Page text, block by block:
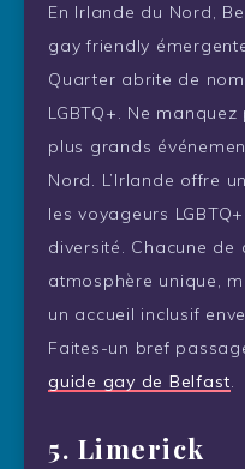
En Irlande du Nord,
gay friendly
Quarter abrite de
LGBTQ+. Ne
plus grands
Nord. L’Irlande offre
les voyageurs
diversité. Chacune de
atmosphère unique,
un accueil inclusif
Faites-un bref
guide gay de Belfast.
5. Limerick